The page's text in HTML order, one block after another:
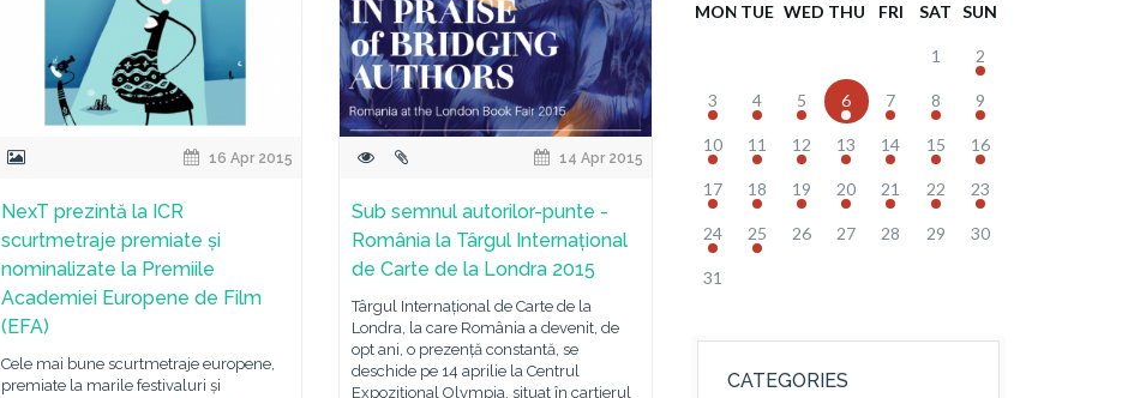
16 Apr 2015
NexT prezintă la ICR
scurtmetraje premiate și
nominalizate la Premiile
Academiei Europene de Film
(EFA)
Cele mai bune scurtmetraje europene,
premiate la marile festivaluri și
14 Apr 2015
Sub semnul autorilor-punte -
România la Târgul Internațional
de Carte de la Londra 2015
Târgul Internațional de Carte de la
Londra, la care România a devenit, de
opt ani, o prezență constantă, se
deschide pe 14 aprilie la Centrul
Expozițional Olympia, situat în cartierul
MON TUE WED THU FRI SAT SUN
1 2
3 4 5 6 7 8 9
10 11 12 13 14 15 16
17 18 19 20 21 22 23
24 25 26 27 28 29 30
31
CATEGORIES